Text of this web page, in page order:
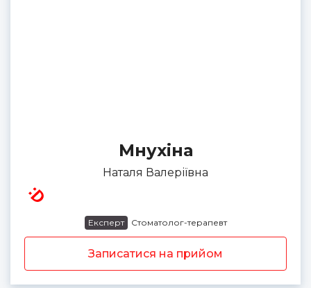
Мнухіна
Наталя Валеріївна
Експерт Стоматолог-терапевт
Записатися на прийом